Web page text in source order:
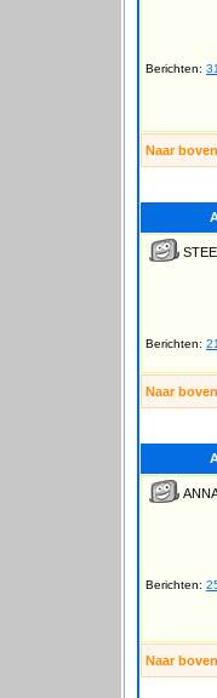
Berichten:
Naar boven
Berichten:
Naar boven
Berichten:
Naar boven